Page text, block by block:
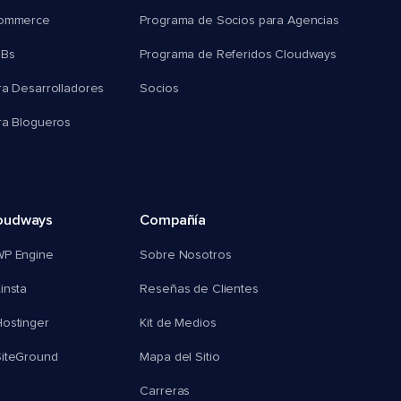
Desarrolladores
Blogueros
Programa de Socios para Agencias
Programa de Referidos Cloudways
Socios
Engine
Compañía
Sobre Nosotros
Reseñas de Clientes
Kit de Medios
Mapa del Sitio
Carreras